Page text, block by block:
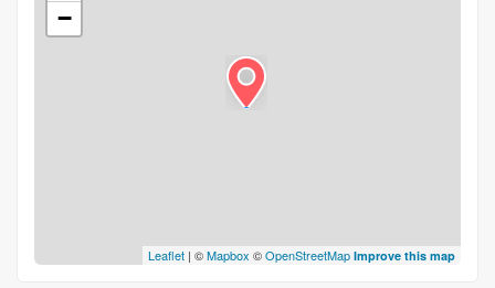
−
Leaflet | ©Mapbox ©OpenStreetMap Improve this map